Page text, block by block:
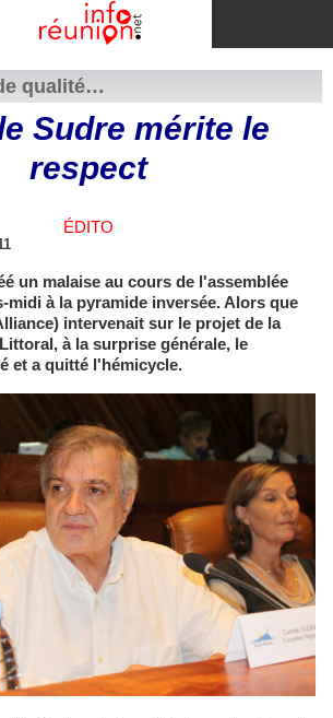
qualité…
Sudre mérite le
respect
ÉDITO
un malaise au cours de l'assemblée
midi à la pyramide inversée. Alors que
intervenait sur le projet de la
à la surprise générale, le
et a quitté l'hémicycle.